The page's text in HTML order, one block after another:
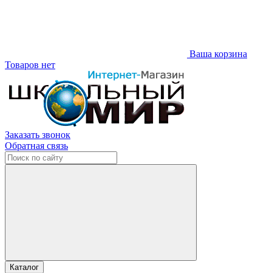
Ваша корзина
Товаров нет
Заказать звонок
Обратная связь
Каталог